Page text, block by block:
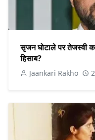
सृजन घोटाले पर तेजस्वी
हिसाब?
Jaankari Rakho